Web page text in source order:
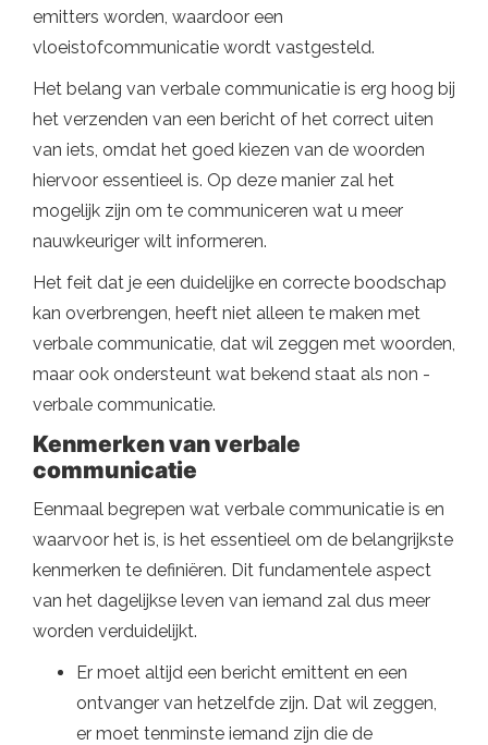
emitters worden, waardoor een
vloeistofcommunicatie wordt vastgesteld.
Het belang van verbale communicatie is erg hoog bij
het verzenden van een bericht of het correct uiten
van iets, omdat het goed kiezen van de woorden
hiervoor essentieel is. Op deze manier zal het
mogelijk zijn om te communiceren wat u meer
nauwkeuriger wilt informeren.
Het feit dat je een duidelijke en correcte boodschap
kan overbrengen, heeft niet alleen te maken met
verbale communicatie, dat wil zeggen met woorden,
maar ook ondersteunt wat bekend staat als non -
verbale communicatie.
Kenmerken van verbale
communicatie
Eenmaal begrepen wat verbale communicatie is en
waarvoor het is, is het essentieel om de belangrijkste
kenmerken te definiëren. Dit fundamentele aspect
van het dagelijkse leven van iemand zal dus meer
worden verduidelijkt.
Er moet altijd een bericht emittent en een
ontvanger van hetzelfde zijn. Dat wil zeggen,
er moet tenminste iemand zijn die de